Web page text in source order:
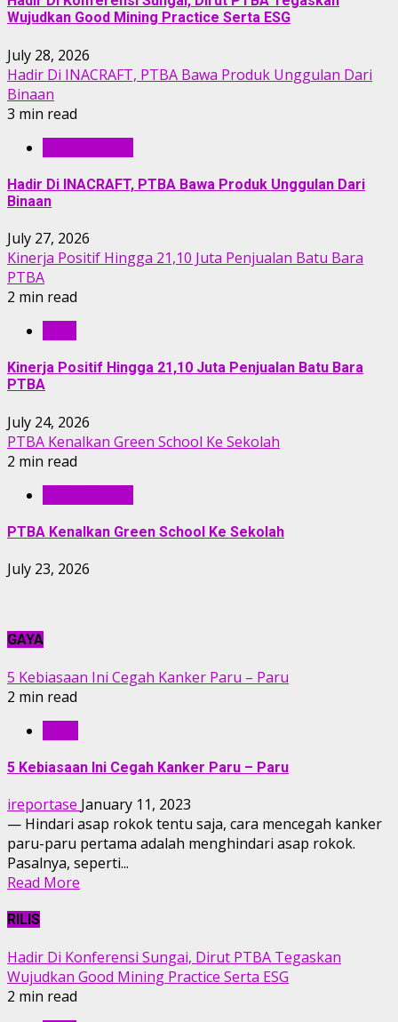
Wujudkan Good Mining Practice Serta ESG
July 28, 2026
Hadir Di INACRAFT, PTBA Bawa Produk Unggulan Dari
Binaan
3 min read
Hadir Di INACRAFT, PTBA Bawa Produk Unggulan Dari
Binaan
July 27, 2026
Kinerja Positif Hingga 21,10 Juta Penjualan Batu Bara
PTBA
2 min read
Kinerja Positif Hingga 21,10 Juta Penjualan Batu Bara
PTBA
July 24, 2026
PTBA Kenalkan Green School Ke Sekolah
2 min read
PTBA Kenalkan Green School Ke Sekolah
July 23, 2026
GAYA
5 Kebiasaan Ini Cegah Kanker Paru – Paru
2 min read
5 Kebiasaan Ini Cegah Kanker Paru – Paru
ireportase January 11, 2023
— Hindari asap rokok tentu saja, cara mencegah kanker
paru-paru pertama adalah menghindari asap rokok.
Pasalnya, seperti...
Read More
RILIS
Hadir Di Konferensi Sungai, Dirut PTBA Tegaskan
Wujudkan Good Mining Practice Serta ESG
2 min read